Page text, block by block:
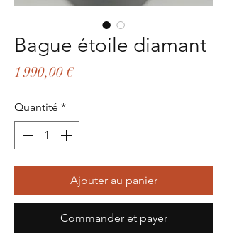
Bague étoile diamant
1 990,00 €Prix
Quantité *
Ajouter au panier
Commander et payer